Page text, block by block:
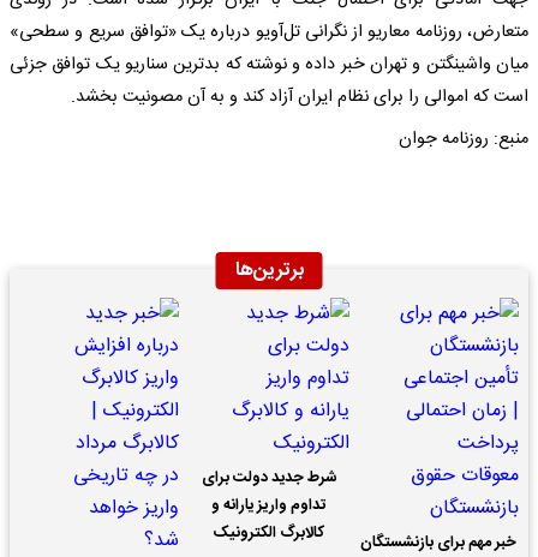
متعارض، روزنامه معاریو از نگرانی تل‌آویو درباره یک «توافق سریع و سطحی»
میان واشینگتن و تهران خبر داده و نوشته که بدترین سناریو یک توافق جزئی
است که اموالی را برای نظام ایران آزاد کند و به آن مصونیت بخشد.
منبع: روزنامه جوان
برترین‌ها
خبر مهم برای بازنشستگان
شرط جدید دولت برای
تداوم واریز یارانه و
کالابرگ الکترونیک